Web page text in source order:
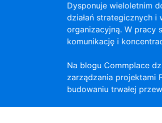
Dysponuje wieloletnim
działań strategicznych
organizacyjną. W pracy
komunikację i
Na blogu Commplace
zarządzania projektami
budowaniu trwałej